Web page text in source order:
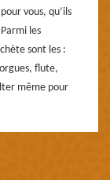
vous, qu’ils
les
sont les :
flute,
même pour